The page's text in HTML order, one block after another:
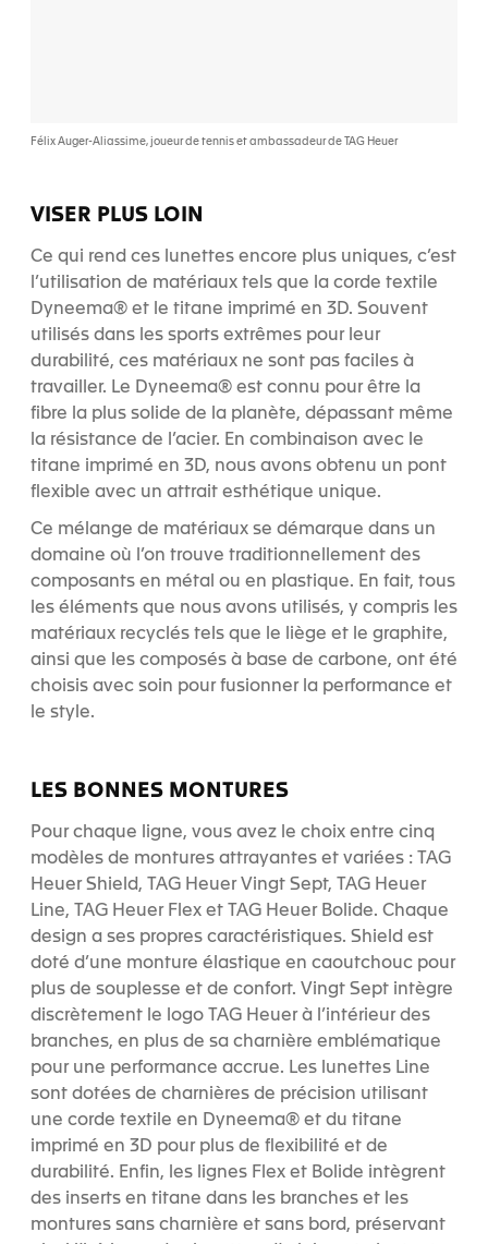
Félix Auger-Aliassime, joueur de tennis et ambassadeur de TAG Heuer
VISER PLUS LOIN
Ce qui rend ces lunettes encore plus uniques, c’est
l’utilisation de matériaux tels que la corde textile
Dyneema® et le titane imprimé en 3D. Souvent
utilisés dans les sports extrêmes pour leur
durabilité, ces matériaux ne sont pas faciles à
travailler. Le Dyneema® est connu pour être la
fibre la plus solide de la planète, dépassant même
la résistance de l’acier. En combinaison avec le
titane imprimé en 3D, nous avons obtenu un pont
flexible avec un attrait esthétique unique.
Ce mélange de matériaux se démarque dans un
domaine où l’on trouve traditionnellement des
composants en métal ou en plastique. En fait, tous
les éléments que nous avons utilisés, y compris les
matériaux recyclés tels que le liège et le graphite,
ainsi que les composés à base de carbone, ont été
choisis avec soin pour fusionner la performance et
le style.
LES BONNES MONTURES
Pour chaque ligne, vous avez le choix entre cinq
modèles de montures attrayantes et variées : TAG
Heuer Shield, TAG Heuer Vingt Sept, TAG Heuer
Line, TAG Heuer Flex et TAG Heuer Bolide. Chaque
design a ses propres caractéristiques. Shield est
doté d’une monture élastique en caoutchouc pour
plus de souplesse et de confort. Vingt Sept intègre
discrètement le logo TAG Heuer à l’intérieur des
branches, en plus de sa charnière emblématique
pour une performance accrue. Les lunettes Line
sont dotées de charnières de précision utilisant
une corde textile en Dyneema® et du titane
imprimé en 3D pour plus de flexibilité et de
durabilité. Enfin, les lignes Flex et Bolide intègrent
des inserts en titane dans les branches et les
montures sans charnière et sans bord, préservant